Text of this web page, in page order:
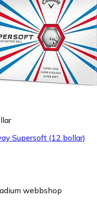
Supersoft (12 bollar)
webbshop